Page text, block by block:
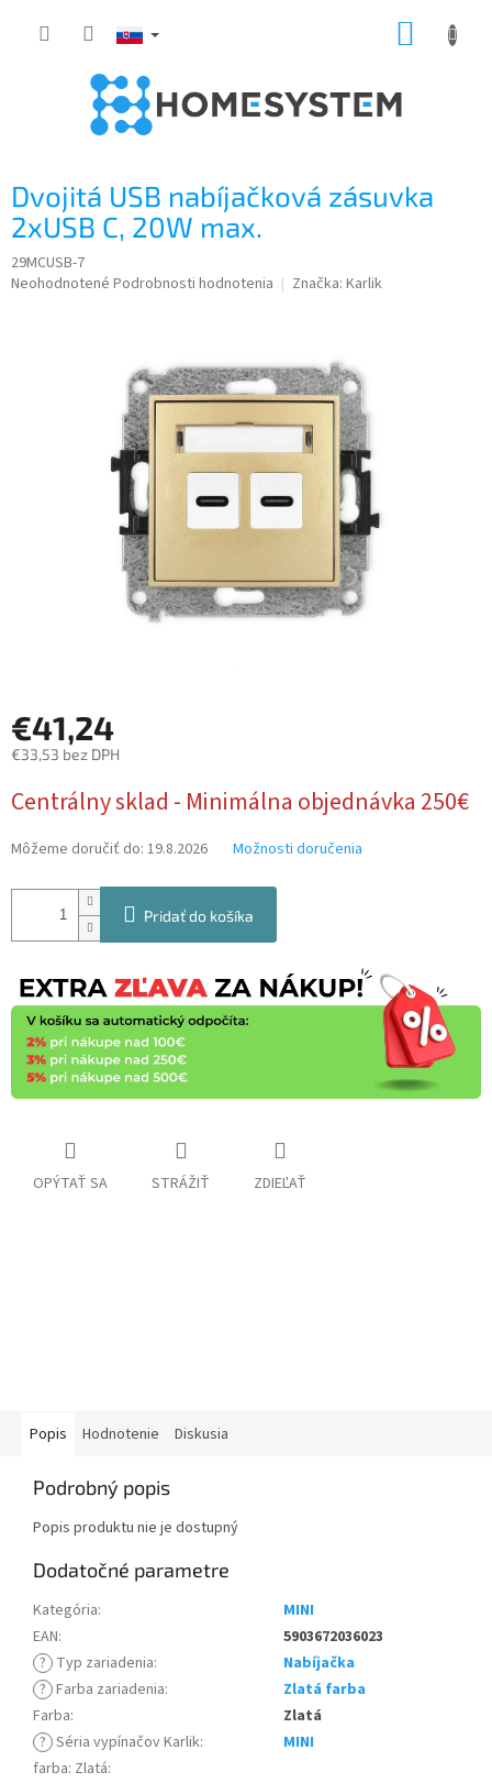
Dvojitá USB nabíjačková zásuvka
2xUSB C, 20W max.
29MCUSB-7
Priemerné
Neohodnotené Podrobnosti hodnotenia Značka: Karlik
€41,24
€33,53 bez DPH
cena:
Centrálny sklad - Minimálna objednávka 250€
Môžeme doručiť do: 19.8.2026 Možnosti doručenia
Pridať do košíka
OPÝTAŤ SA STRÁŽIŤ ZDIEĽAŤ
Popis Hodnotenie Diskusia
Podrobný popis
Popis produktu nie je dostupný
Dodatočné parametre
Kategória:
MINI
EAN:
5903672036023
? Typ zariadenia:
Nabíjačka
? Farba zariadenia:
Zlatá farba
Farba:
Zlatá
? Séria vypínačov Karlik:
MINI
farba: Zlatá: